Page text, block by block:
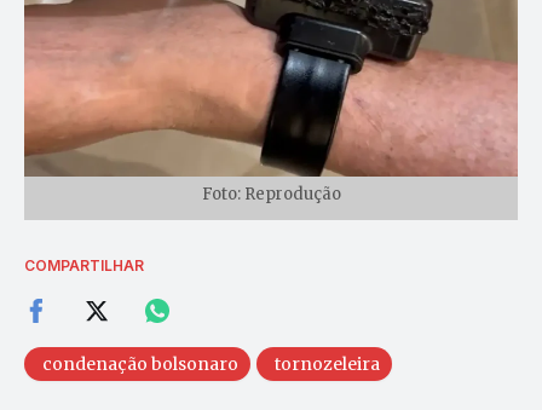
Foto: Reprodução
COMPARTILHAR
condenação bolsonaro tornozeleira